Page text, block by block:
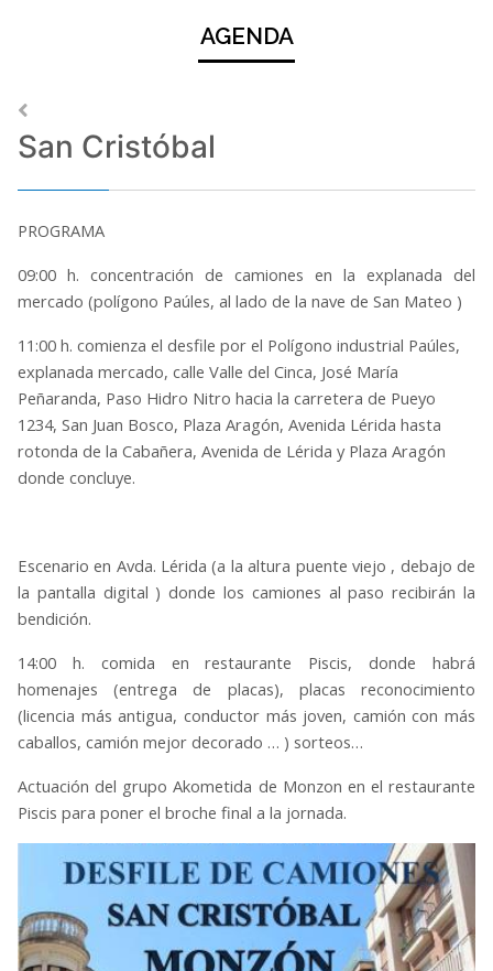
AGENDA
San Cristóbal
PROGRAMA
09:00 h. concentración de camiones en la explanada del
mercado (polígono Paúles, al lado de la nave de San Mateo )
11:00 h. comienza el desfile por el Polígono industrial Paúles,
explanada mercado, calle Valle del Cinca, José María
Peñaranda, Paso Hidro Nitro hacia la carretera de Pueyo
1234, San Juan Bosco, Plaza Aragón, Avenida Lérida hasta
rotonda de la Cabañera, Avenida de Lérida y Plaza Aragón
donde concluye.
Escenario en Avda. Lérida (a la altura puente viejo , debajo de
la pantalla digital ) donde los camiones al paso recibirán la
bendición.
14:00 h. comida en restaurante Piscis, donde habrá
homenajes (entrega de placas), placas reconocimiento
(licencia más antigua, conductor más joven, camión con más
caballos, camión mejor decorado … ) sorteos…
Actuación del grupo Akometida de Monzon en el restaurante
Piscis para poner el broche final a la jornada.